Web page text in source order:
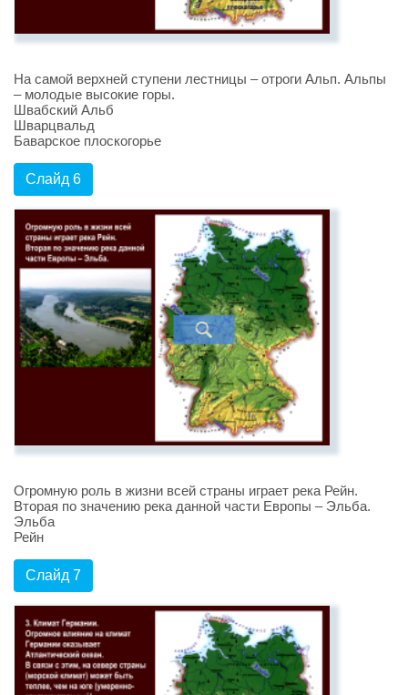
На самой верхней ступени лестницы – отроги Альп. Альпы
– молодые высокие горы.
Швабский Альб
Шварцвальд
Баварское плоскогорье
Слайд 6
Огромную роль в жизни всей страны играет река Рейн.
Вторая по значению река данной части Европы – Эльба.
Эльба
Рейн
Слайд 7